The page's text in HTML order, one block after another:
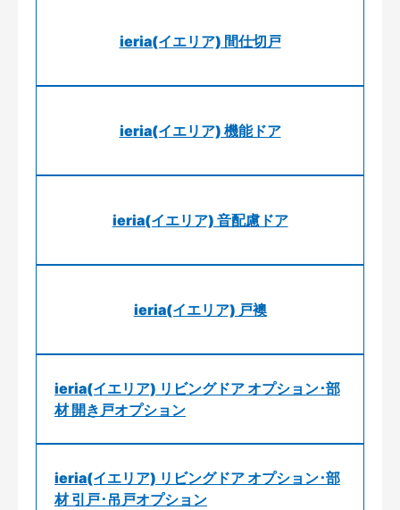
ieria(イエリア) 間仕切戸
ieria(イエリア) 機能ドア
ieria(イエリア) 音配慮ドア
ieria(イエリア) 戸襖
ieria(イエリア) リビングドア オプション･部
材 開き戸オプション
ieria(イエリア) リビングドア オプション･部
材 引戸･吊戸オプション